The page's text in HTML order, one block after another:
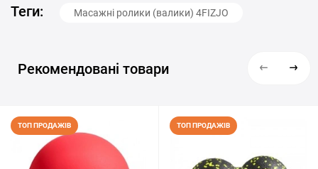
Теги: Масажні ролики (валики) 4FIZJO
Рекомендовані товари
ТОП ПРОДАЖІВ ТОП ПРОДАЖІВ